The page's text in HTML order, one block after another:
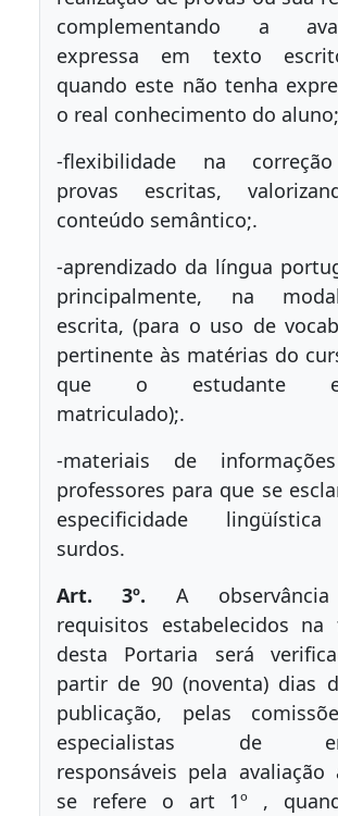
complementando a
expressa em texto
quando este não tenha
o real conhecimento do
-flexibilidade na
provas escritas,
conteúdo semântico;.
-aprendizado da língua
principalmente, na
escrita, (para o uso de
pertinente às matérias do
que o estudante
matriculado);.
-materiais de
professores para que se
especificidade
surdos.
Art. 3º. A
requisitos estabelecidos na
desta Portaria será
partir de 90 (noventa) dias
publicação, pelas
especialistas de
responsáveis pela avaliação
se refere o art 1º ,